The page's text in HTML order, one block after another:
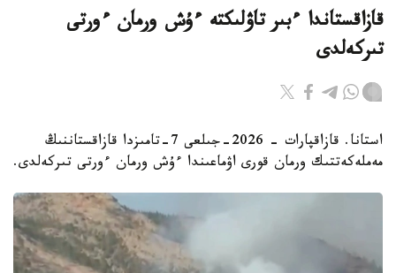
قازاقستاندا ءبىر تاۋلىكتە ءۇش ورمان ءورتى
تىركەلدى
استانا. قازاقپارات - 2026-جىلعى 7-تامىزدا قازاقستاننىڭ
مەملەكەتتىك ورمان قورى اۋماعىندا ءۇش ورمان ءورتى تىركەلدى.